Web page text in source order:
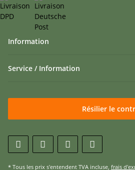
Information
Service / Information
Résilier le
* Tous les prix s'entendent TVA incluse, frais